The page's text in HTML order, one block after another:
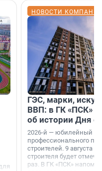
НОВОСТИ
ГЭС, марки,
ВВП: в ГК «ПСК»
об истории Дня
2026-й — юбилейный
профессионального
строителей. 9 августа
строителя будет
раз. В ГК «ПСК»